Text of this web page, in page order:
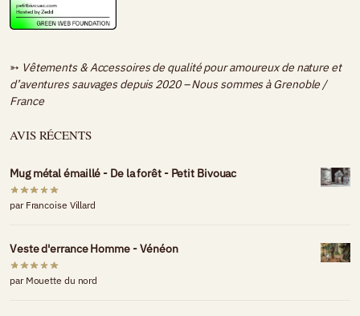
➳ Vêtements & Accessoires de qualité pour amoureux de nature et
d’aventures sauvages depuis 2020 – Nous sommes àGrenoble /
France
AVIS RÉCENTS
Mug métal émaillé - De la forêt - Petit Bivouac
par Francoise Villard
Veste d'errance Homme - Vénéon
par Mouette du nord